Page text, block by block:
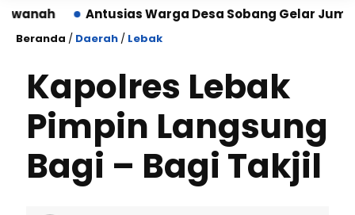
Antusias Warga Desa Sobang Gelar
Beranda / Daerah / Lebak
Kapolres Lebak
Pimpin Langsung
Bagi – Bagi Takjil